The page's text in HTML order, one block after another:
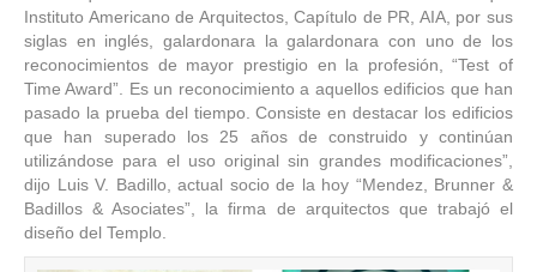
Instituto Americano de Arquitectos, Capítulo de PR, AIA, por sus
siglas en inglés, galardonara la galardonara con uno de los
reconocimientos de mayor prestigio en la profesión, “Test of
Time Award”. Es un reconocimiento a aquellos edificios que han
pasado la prueba del tiempo. Consiste en destacar los edificios
que han superado los 25 años de construido y continúan
utilizándose para el uso original sin grandes modificaciones”,
dijo Luis V. Badillo, actual socio de la hoy “Mendez, Brunner &
Badillos & Asociates”, la firma de arquitectos que trabajó el
diseño del Templo.